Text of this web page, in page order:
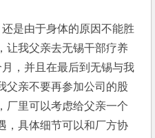
是由于身体的原因不能胜
让我父亲去无锡干部疗养
，并且在最后到无锡与我
父亲不要再参加公司的股
厂里可以考虑给父亲一个
，具体细节可以和厂方协